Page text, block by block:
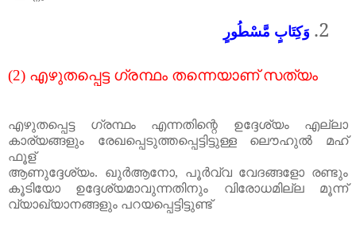
2. وَكِتَابٍ مَّسْطُورٍ
(2) എഴുതപ്പെട്ട ഗ്രന്ഥം തന്നെയാണ് സത്യം
എഴുതപ്പെട്ട ഗ്രന്ഥം എന്നതിന്റെ
ഉദ്ദേശ്യം എല്ലാ
കാര്യങ്ങളും രേഖപ്പെടുത്തപ്പെട്ടിട്ടുള്ള ലൌഹുൽ മഹ്
ഫൂള്
ആണുദ്ദേശ്യം. ഖുർആനോ, പൂർവ്വ വേദങ്ങളോ രണ്ടും
കൂടിയോ
ഉദ്ദേശ്യമാവുന്നതിനും വിരോധമില്ല മൂന്ന്
വ്യാഖ്യാനങ്ങളും പറയപ്പെട്ടിട്ടുണ്ട്